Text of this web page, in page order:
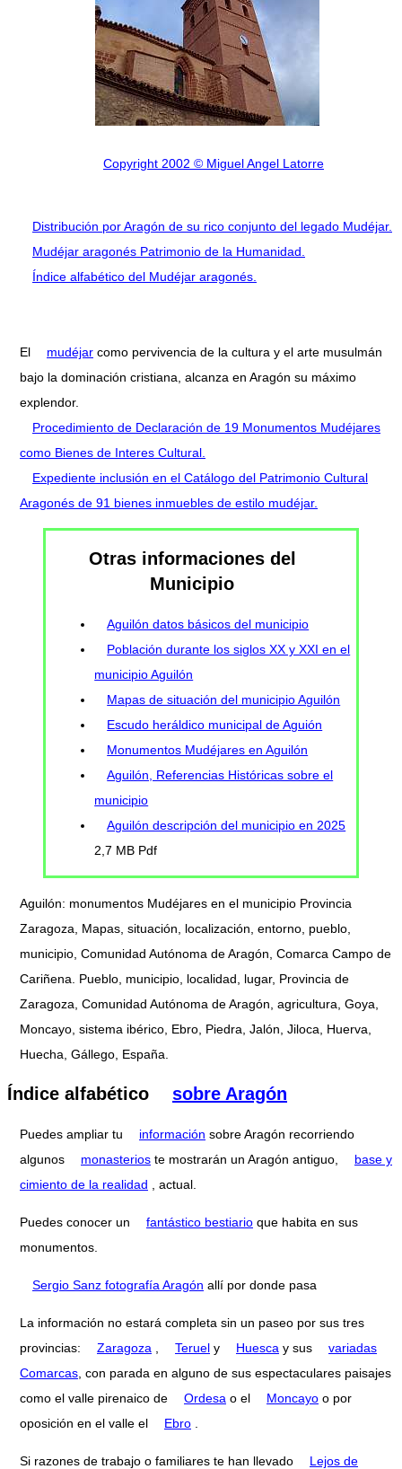
Copyright 2002 © Miguel Angel Latorre
Distribución por Aragón de su rico conjunto del legado Mudéjar.
Mudéjar aragonés Patrimonio de la Humanidad.
Índice alfabético del Mudéjar aragonés.
El mudéjar como pervivencia de la cultura y el arte musulmán
bajo la dominación cristiana, alcanza en Aragón su máximo
explendor.
Procedimiento de Declaración de 19 Monumentos Mudéjares
como Bienes de Interes Cultural.
Expediente inclusión en el Catálogo del Patrimonio Cultural
Aragonés de 91 bienes inmuebles de estilo mudéjar.
Otras informaciones del
Municipio
Aguilón datos básicos del municipio
Población durante los siglos XX y XXI en el
municipio Aguilón
Mapas de situación del municipio Aguilón
Escudo heráldico municipal de Aguión
Monumentos Mudéjares en Aguilón
Aguilón, Referencias Históricas sobre el
municipio
Aguilón descripción del municipio en 2025
2,7 MB Pdf
Aguilón: monumentos Mudéjares en el municipio Provincia
Zaragoza, Mapas, situación, localización, entorno, pueblo,
municipio, Comunidad Autónoma de Aragón, Comarca Campo de
Cariñena. Pueblo, municipio, localidad, lugar, Provincia de
Zaragoza, Comunidad Autónoma de Aragón, agricultura, Goya,
Moncayo, sistema ibérico, Ebro, Piedra, Jalón, Jiloca, Huerva,
Huecha, Gállego, España.
Índice alfabético sobre Aragón
Puedes ampliar tu información sobre Aragón recorriendo
algunos
monasterios te mostrarán un Aragón antiguo,
base y
cimiento de la realidad , actual.
Puedes conocer un fantástico bestiario que habita en sus
monumentos.
Sergio Sanz fotografía Aragón allí por donde pasa
La información no estará completa sin un paseo por sus tres
provincias:
Zaragoza Teruel y Huesca y sus
variadas
Comarcas , con parada en alguno de sus espectaculares paisajes
como el valle pirenaico de
Ordesa o el Moncayo o por
oposición en el valle el
Ebro
Si razones de trabajo o familiares te han llevado
Lejos de